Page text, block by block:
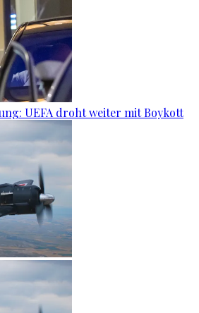
UEFA droht weiter mit Boykott